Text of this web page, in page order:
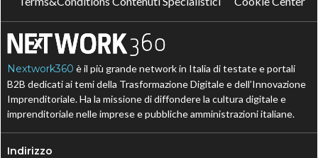
Nextwork360 è il più grande network in Italia di testate e portali
B2B dedicati ai temi della Trasformazione Digitale e dell’Innovazione
Imprenditoriale. Ha la missione di diffondere la cultura digitale e
imprenditoriale nelle imprese e pubbliche amministrazioni italiane.
Indirizzo